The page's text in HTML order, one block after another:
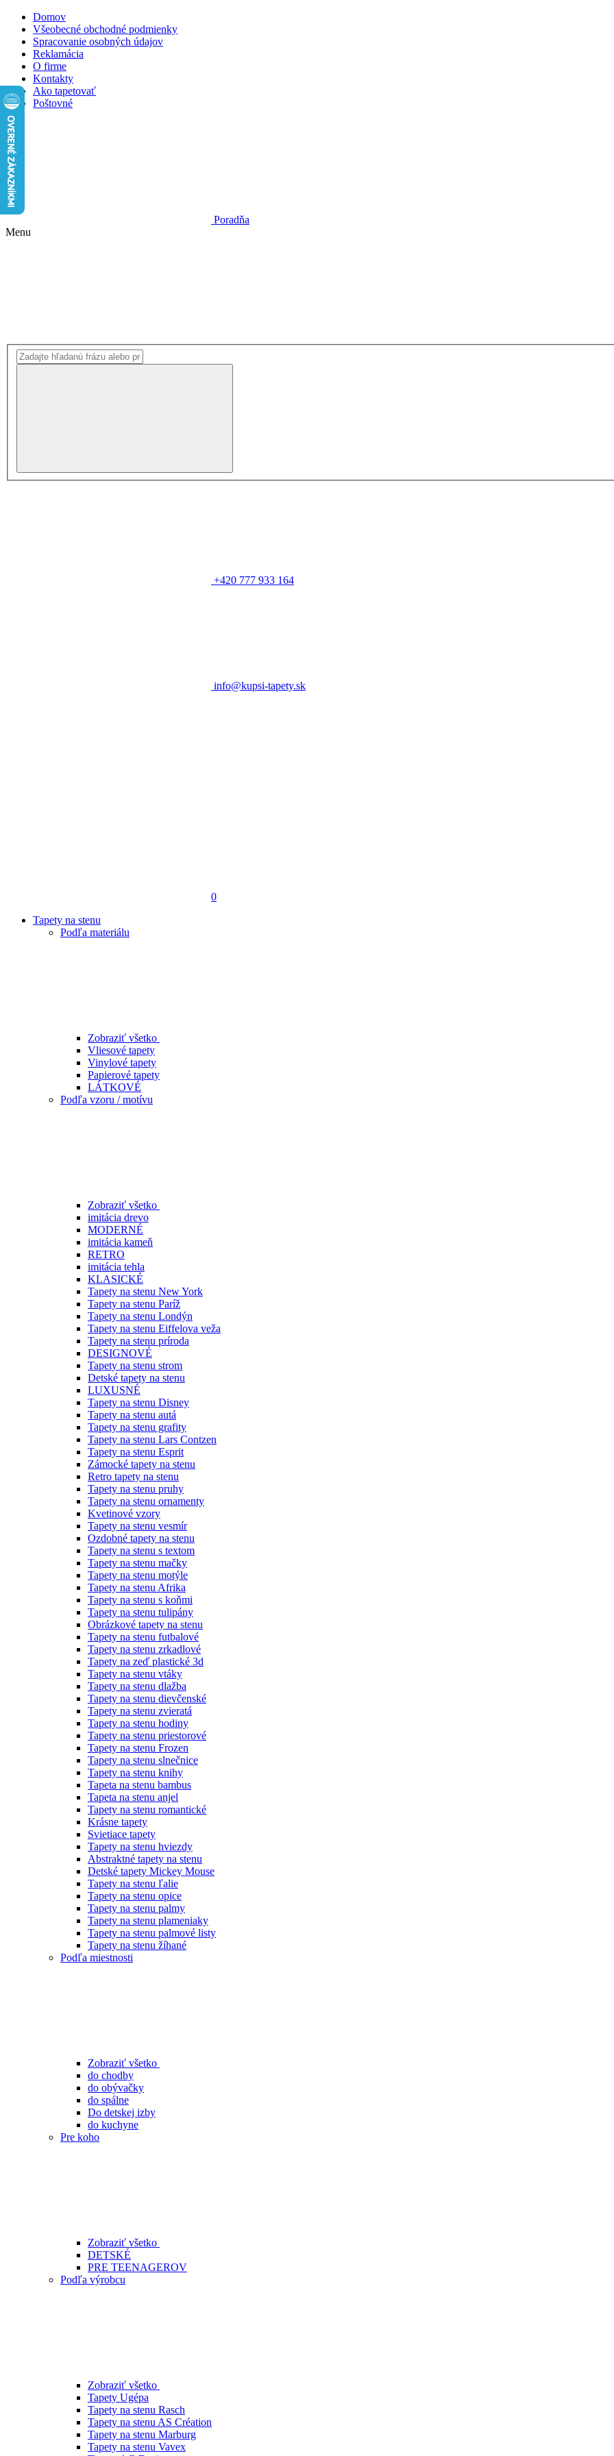
Domov
Všeobecné obchodné podmienky
Spracovanie osobných údajov
Reklamácia
O firme
Kontakty
Ako tapetovať
Poštovné
Poradňa
Menu
+420 777 933 164
info@kupsi-tapety.sk
0
Tapety na stenu
Podľa materiálu
Zobraziť všetko
Vliesové tapety
Vinylové tapety
Papierové tapety
LÁTKOVÉ
Podľa vzoru / motívu
Zobraziť všetko
imitácia drevo
MODERNÉ
imitácia kameň
RETRO
imitácia tehla
KLASICKÉ
Tapety na stenu New York
Tapety na stenu Paríž
Tapety na stenu Londýn
Tapety na stenu Eiffelova veža
Tapety na stenu príroda
DESIGNOVÉ
Tapety na stenu strom
Detské tapety na stenu
LUXUSNÉ
Tapety na stenu Disney
Tapety na stenu autá
Tapety na stenu grafity
Tapety na stenu Lars Contzen
Tapety na stenu Esprit
Zámocké tapety na stenu
Retro tapety na stenu
Tapety na stenu pruhy
Tapety na stenu ornamenty
Kvetinové vzory
Tapety na stenu vesmír
Ozdobné tapety na stenu
Tapety na stenu s textom
Tapety na stenu mačky
Tapety na stenu motýle
Tapety na stenu Afrika
Tapety na stenu s koňmi
Tapety na stenu tulipány
Obrázkové tapety na stenu
Tapety na stenu futbalové
Tapety na stenu zrkadlové
Tapety na zeď plastické 3d
Tapety na stenu vtáky
Tapety na stenu dlažba
Tapety na stenu dievčenské
Tapety na stenu zvieratá
Tapety na stenu hodiny
Tapety na stenu priestorové
Tapety na stenu Frozen
Tapety na stenu slnečnice
Tapety na stenu knihy
Tapeta na stenu bambus
Tapeta na stenu anjel
Tapety na stenu romantické
Krásne tapety
Svietiace tapety
Tapety na stenu hviezdy
Abstraktné tapety na stenu
Detské tapety Mickey Mouse
Tapety na stenu ľalie
Tapety na stenu opice
Tapety na stenu palmy
Tapety na stenu plameniaky
Tapety na stenu palmové listy
Tapety na stenu žíhané
Podľa miestnosti
Zobraziť všetko
do chodby
do obývačky
do spálne
Do detskej izby
do kuchyne
Pre koho
Zobraziť všetko
DETSKÉ
PRE TEENAGEROV
Podľa výrobcu
Zobraziť všetko
Tapety Ugépa
Tapety na stenu Rasch
Tapety na stenu AS Création
Tapety na stenu Marburg
Tapety na stenu Vavex